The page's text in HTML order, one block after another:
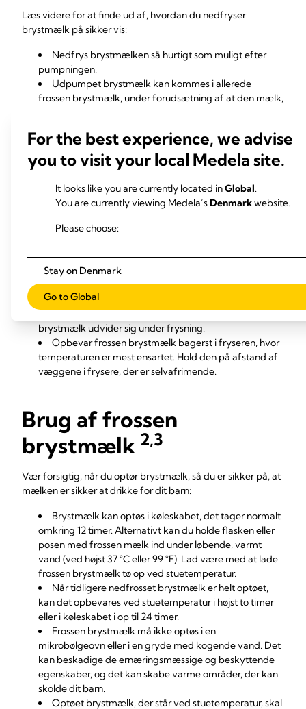
Læs videre for at finde ud af, hvordan du nedfryser
brystmælk på sikker vis:
Nedfrys brystmælken så hurtigt som muligt efter
pumpningen.
Udpumpet brystmælk kan kommes i allerede
frossen brystmælk, under forudsætning af at den mælk,
allerede frosset mælk.
Opbevar brystmælken i små portioner (under 60 ml),
så den er nemmere at tø op og så mindst muligt går til
spilde. Portionerne kan hældes sammen, når de er tøet
Kontrollér, at de beholdere, du bruger til opbevaring
af brystmælk, kan bruges i fryseren – nogle produkter
temperaturer.Medelas poser til opbevaring af
brystmælker perfekte til opbevaring af frossen
brystmælk, fordi de er fryseegnede, klar til at blive
brugt og nemme at afmærke.
Fyld ikke flasker eller poser mere end 3/4 op, da
brystmælk udvider sig under frysning.
Opbevar frossen brystmælk bagerst i fryseren, hvor
temperaturen er mest ensartet. Hold den på afstand af
væggene i frysere, der er selvafrimende.
Brug af frossen
brystmælk 2,3
Vær forsigtig, når du optør brystmælk, så du er sikker på, at
mælken er sikker at drikke for dit barn:
Brystmælk kan optøs i køleskabet, det tager normalt
omkring 12 timer. Alternativt kan du holde flasken eller
posen med frossen mælk ind under løbende, varmt
vand (ved højst 37 °C eller 99 °F). Lad være med at lade
frossen brystmælk tø op ved stuetemperatur.
Når tidligere nedfrosset brystmælk er helt optøet,
kan det opbevares ved stuetemperatur i højst to timer
eller i køleskabet i op til 24 timer.
Frossen brystmælk må ikke optøs i en
mikrobølgeovn eller i en gryde med kogende vand. Det
kan beskadige de ernæringsmæssige og beskyttende
egenskaber, og det kan skabe varme områder, der kan
skolde dit barn.
Optøet brystmælk, der står ved stuetemperatur, skal
For the best experience, we advise
you to visit your local Medela site.
It looks like you are currently located inGlobal.
You are currently viewing Medela’sDenmarkwebsite.
Please choose:
Stay on Denmark
Go to Global